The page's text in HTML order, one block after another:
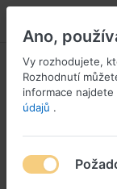
Ano,
Vy rozhodujete,
Rozhodnutí
informace najdete
údajů .